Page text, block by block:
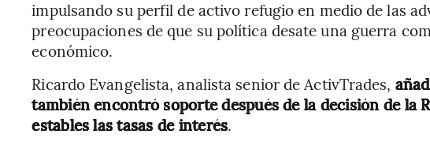
impulsando su perfil de activo refugio en medio de las
preocupaciones de que su política desate una guerra
económico.
Ricardo Evangelista, analista senior de ActivTrades,
también encontró soporte después de la decisión de la
estables las tasas de interés.